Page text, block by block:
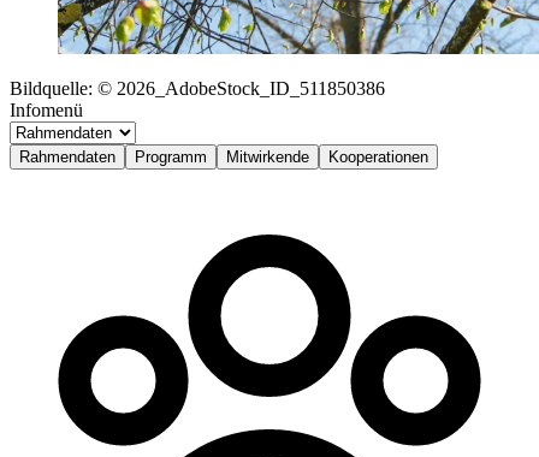
Bildquelle: © 2026_AdobeStock_ID_511850386
Infomenü
Rahmendaten Programm Mitwirkende Kooperationen